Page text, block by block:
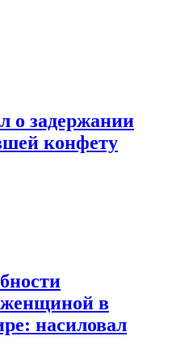
о задержании
конфету
женщиной в
насиловал